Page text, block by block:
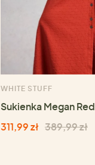
WHITE STUFF
Sukienka Megan Red
311,99 zł 389,99 zł